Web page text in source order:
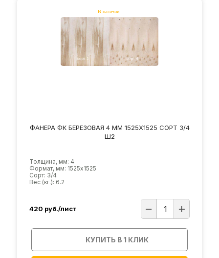
ФАНЕРА ФК БЕРЕЗОВАЯ 4 ММ 1525Х1525 СОРТ 3/4
Ш2
Толщина, мм: 4
Формат, мм: 1525х1525
Сорт: 3/4
Вес (кг.): 6.2
420 руб./лист
КУПИТЬ В 1 КЛИК